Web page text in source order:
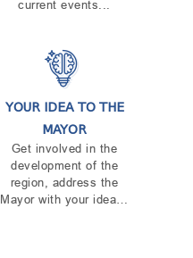
current events...
YOUR IDEA TO THE
MAYOR
Get involved in the
development of the
region, address the
Mayor with your idea…